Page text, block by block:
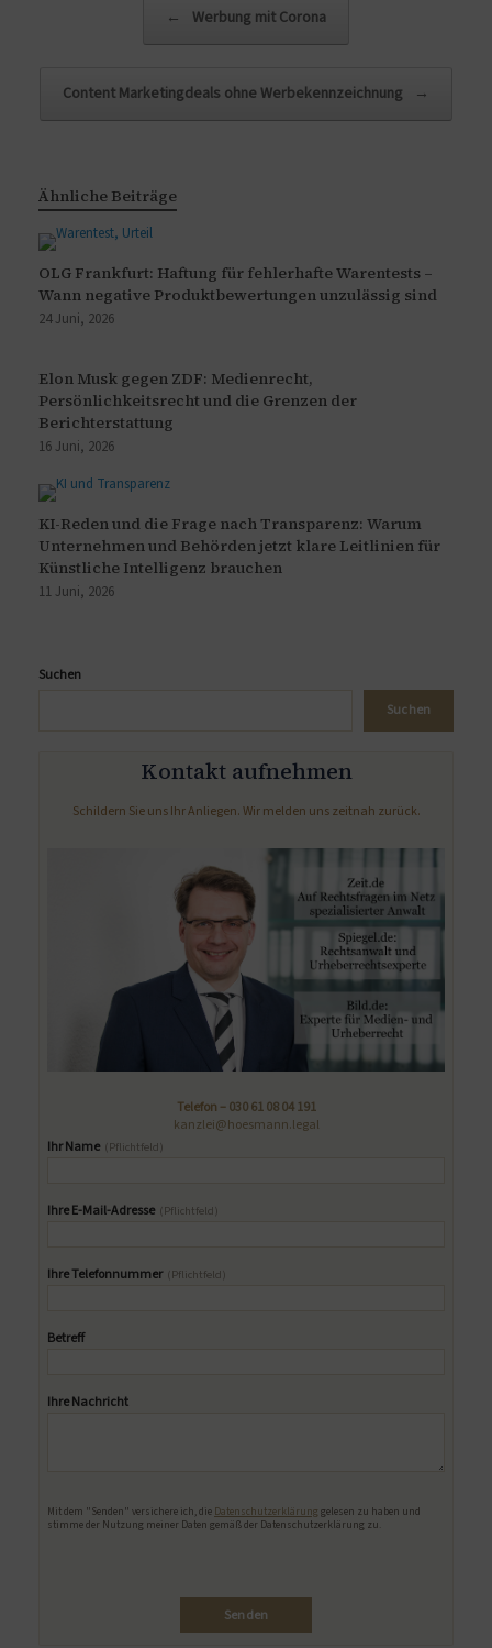
← Werbung mit Corona
Content Marketingdeals ohne Werbekennzeichnung →
Ähnliche Beiträge
OLG Frankfurt: Haftung für fehlerhafte Warentests –
Wann negative Produktbewertungen unzulässig sind
24 Juni, 2026
Elon Musk gegen ZDF: Medienrecht,
Persönlichkeitsrecht und die Grenzen der
Berichterstattung
16 Juni, 2026
KI-Reden und die Frage nach Transparenz: Warum
Unternehmen und Behörden jetzt klare Leitlinien für
Künstliche Intelligenz brauchen
11 Juni, 2026
Suchen
Suchen
Kontakt aufnehmen
Schildern Sie uns Ihr Anliegen. Wir melden uns zeitnah zurück.
Telefon –030 61 08 04 191
kanzlei@hoesmann.legal
Ihr Name (Pflichtfeld)
Ihre E-Mail-Adresse (Pflichtfeld)
Ihre Telefonnummer (Pflichtfeld)
Betreff
Ihre Nachricht
Mit dem "Senden" versichere ich, die Datenschutzerklärung gelesen zu haben und
stimme der Nutzung meiner Daten gemäß der Datenschutzerklärung zu.